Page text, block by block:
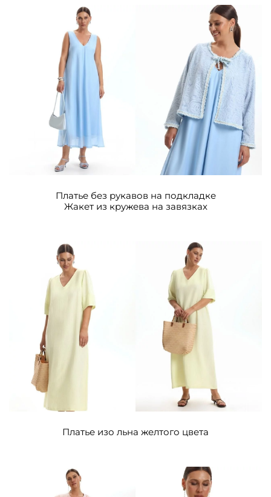
Платье без рукавов на подкладке
Жакет из кружева на завязках
Платье изо льна желтого цвета